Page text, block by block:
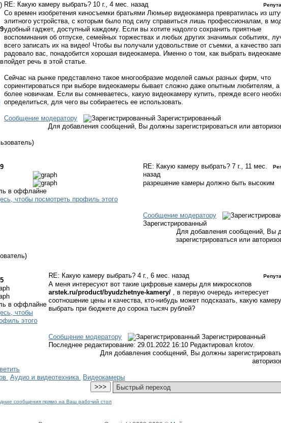
RE: Какую камеру выбрать? 10 г., 4 мес. назад
Со времен изобретения киносъемки братьями Люмьер видеокамера превратилась из
элитного устройства, с которым было под силу справиться лишь профессионалам, в
удобный гаджет, доступный каждому. Если вы хотите надолго сохранить приятные
воспоминания об отпуске, семейных торжествах и любых других значимых событиях,
всего записать их на видео! Чтобы вы получали удовольствие от съемки, а качество
радовало вас, понадобится хорошая видеокамера. Именно о том, как выбрать
пойдет речь в этой статье.
Сейчас на рынке представлено такое многообразие моделей самых разных фирм, что
сориентироваться при выборе видеокамеры бывает сложно даже опытным любителям, а
более новичкам. Если вы сомневаетесь, какую видеокамеру купить, прежде всего
определиться, для чего вы собираетесь ее использовать.
Сообщение модератору
Зарегистрированный
Для добавления сообщений, Вы должны зарегистрироваться или
RE: Какую камеру выбрать? 7 г., 11 мес.
назад
разрешение камеры должно быть высоким
Сообщение модератору
Зарегистрированный
Для добавления сообщений, Вы
зарегистрироваться или
RE: Какую камеру выбрать? 4 г., 6 мес. назад
А меня интересуют вот такие цифровые камеры для микроскопов
arstek.ru/product/byudzhetnye-kamery/ , в первую очередь интересует
соотношение цены и качества, кто-нибудь может подсказать, какую камеру
выбрать при бюджете до сорока тысяч рублей?
Сообщение модератору
Зарегистрированный
Последнее редактирование: 29.01.2022 16:10 Редактировал krotov.
Для добавления сообщений, Вы должны
Аудио и видеотехника Видеокамеры